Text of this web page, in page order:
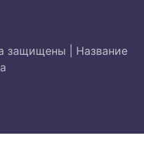
защищены | Название